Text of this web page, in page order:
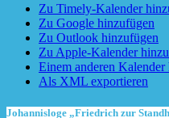
Zu Timely-Kalender
Zu Google hinzufügen
Zu Outlook hinzufügen
Zu Apple-Kalender
Einem anderen Kalender
Als XML exportieren
Johannisloge „Friedrich zur